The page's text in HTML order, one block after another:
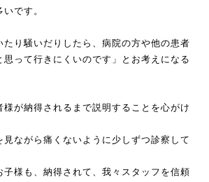
です。
たり騒いだりしたら、病院の方や他の患者
思って行きにくいのです」とお考えになる
様が納得されるまで説明することを心がけ
ながら痛くないように少しずつ診察して
子様も、納得されて、我々スタッフを信頼